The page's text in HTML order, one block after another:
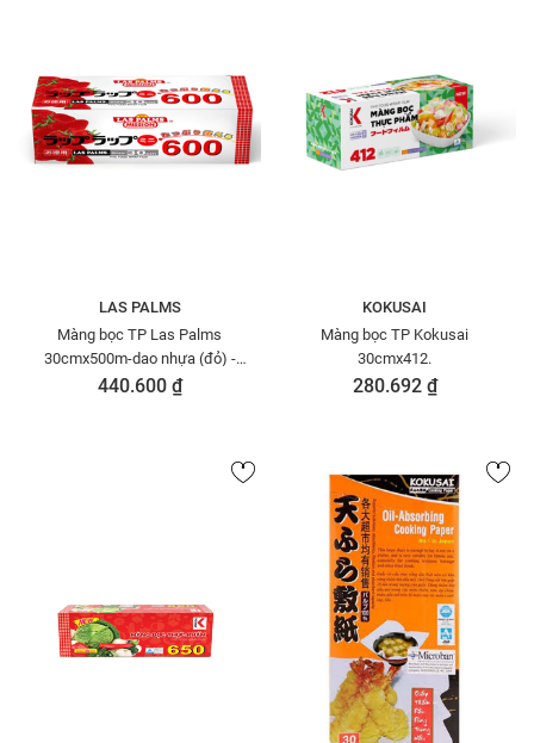
LAS PALMS
Màng bọc TP Las Palms
30cmx500m-dao nhựa (đỏ) -
MBTP50006071
440.600 ₫
KOKUSAI
Màng bọc TP Kokusai
30cmx412.
280.692 ₫